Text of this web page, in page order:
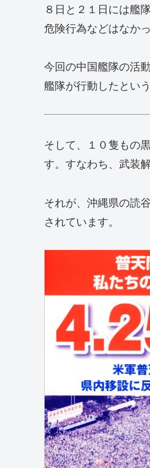
８日と２１日には艦
危険行為などはなかっ
今回の中国艦隊の活
艦隊が行動したとい
そして、１０隻もの
す。すなわち、武装
それが、沖縄県の読
されています。